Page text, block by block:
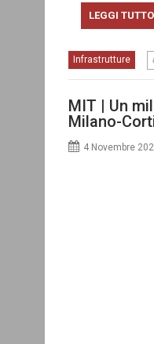
LEGGI TUTTO
Infrastrutture
MIT | Un
Milano-
4 Novembre